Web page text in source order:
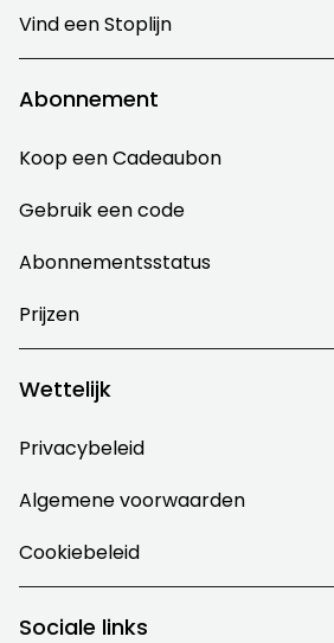
Vind een Stoplijn
Abonnement
Koop een Cadeaubon
Gebruik een code
Abonnementsstatus
Prijzen
Wettelijk
Privacybeleid
Algemene voorwaarden
Cookiebeleid
Sociale links